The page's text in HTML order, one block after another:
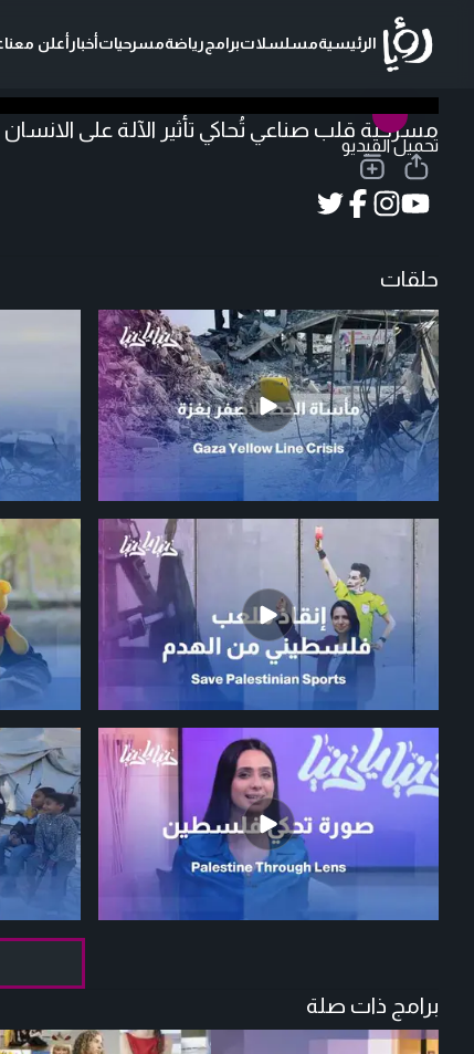
الرئيسيةمسلسلاتبرامجرياضةمسرحياتأخبارأعلن معنا
تحميل الفيديو
مسرحية قلب صناعي تُحاكي تأثير الآلة على
حلقات
برامج ذات صلة